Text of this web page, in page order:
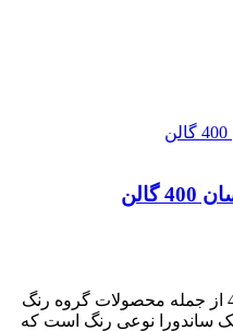
رنگ سوپرسان پلاستیک ساندورا 400 از جمله محصولات گروه رنگ
ساندورا نوعی رنگ است که